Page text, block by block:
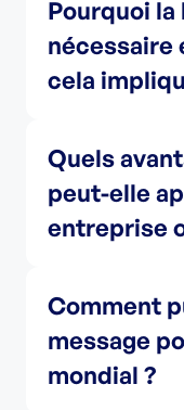
Pourquoi
nécessaire
cela
Quels
peut-elle
entreprise
Comment
message
mondial ?